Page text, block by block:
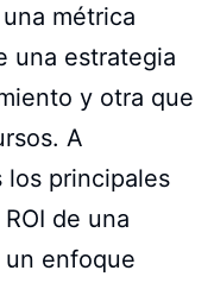
métrica
una estrategia
y otra que
A
los principales
de una
enfoque